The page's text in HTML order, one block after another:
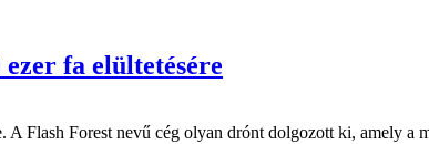
fa elültetésére
Flash Forest nevű cég olyan drónt dolgozott ki, amely a